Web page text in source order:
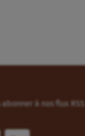
à nos flux